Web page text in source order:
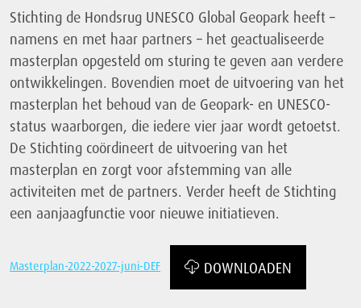
Stichting de Hondsrug UNESCO Global Geopark heeft –
namens en met haar partners – het geactualiseerde
masterplan opgesteld om sturing te geven aan verdere
ontwikkelingen. Bovendien moet de uitvoering van het
masterplan het behoud van de Geopark- en UNESCO-
status waarborgen, die iedere vier jaar wordt getoetst.
De Stichting coördineert de uitvoering van het
masterplan en zorgt voor afstemming van alle
activiteiten met de partners. Verder heeft de Stichting
een aanjaagfunctie voor nieuwe initiatieven.
Masterplan-2022-2027-juni-DEF DOWNLOADEN